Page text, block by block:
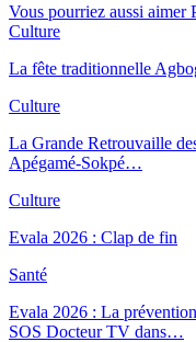
Vous pourriez aussi aimer
Culture
La fête traditionnelle
Culture
La Grande Retrouvaille
Apégamé-Sokpé…
Culture
Evala 2026 : Clap de fin
Santé
Evala 2026 : La
SOS Docteur TV dans…